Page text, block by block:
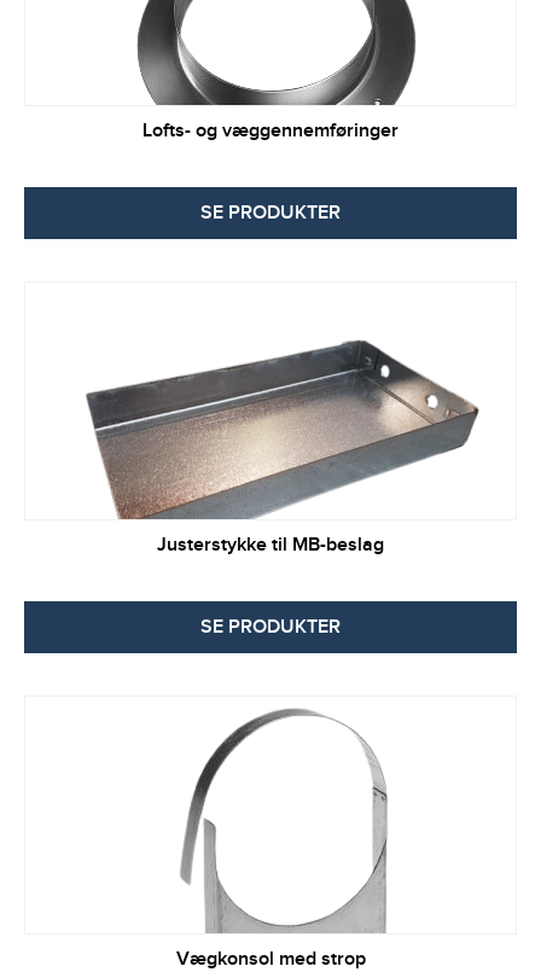
Lofts- og væggennemføringer
SE PRODUKTER
Justerstykke til MB-beslag
SE PRODUKTER
Vægkonsol med strop